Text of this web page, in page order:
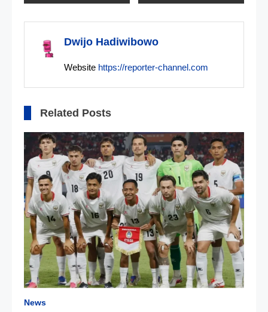
Dwijo Hadiwibowo
Website https://reporter-channel.com
Related Posts
News